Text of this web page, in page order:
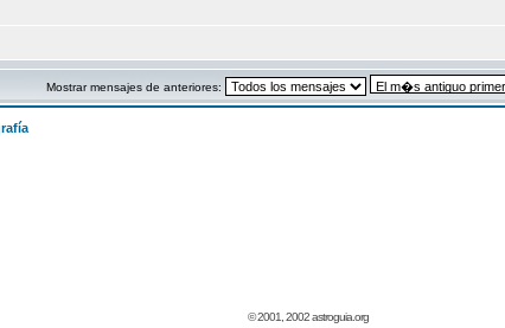
Mostrar mensajes de anteriores:
© 2001, 2002 astroguia.org